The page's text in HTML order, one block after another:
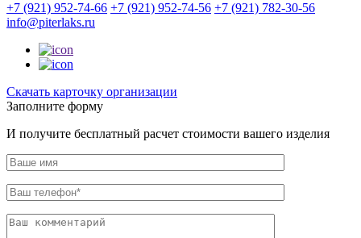
+7 (921) 952-74-66 +7 (921) 952-74-56 +7 (921) 782-30-56
info@piterlaks.ru
Cкачать карточку организации
Заполните форму
И получите бесплатный расчет стоимости вашего изделия